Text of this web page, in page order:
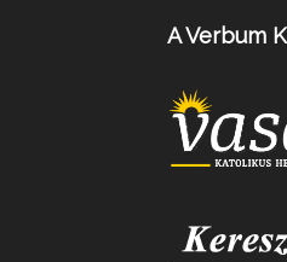
A Verbum